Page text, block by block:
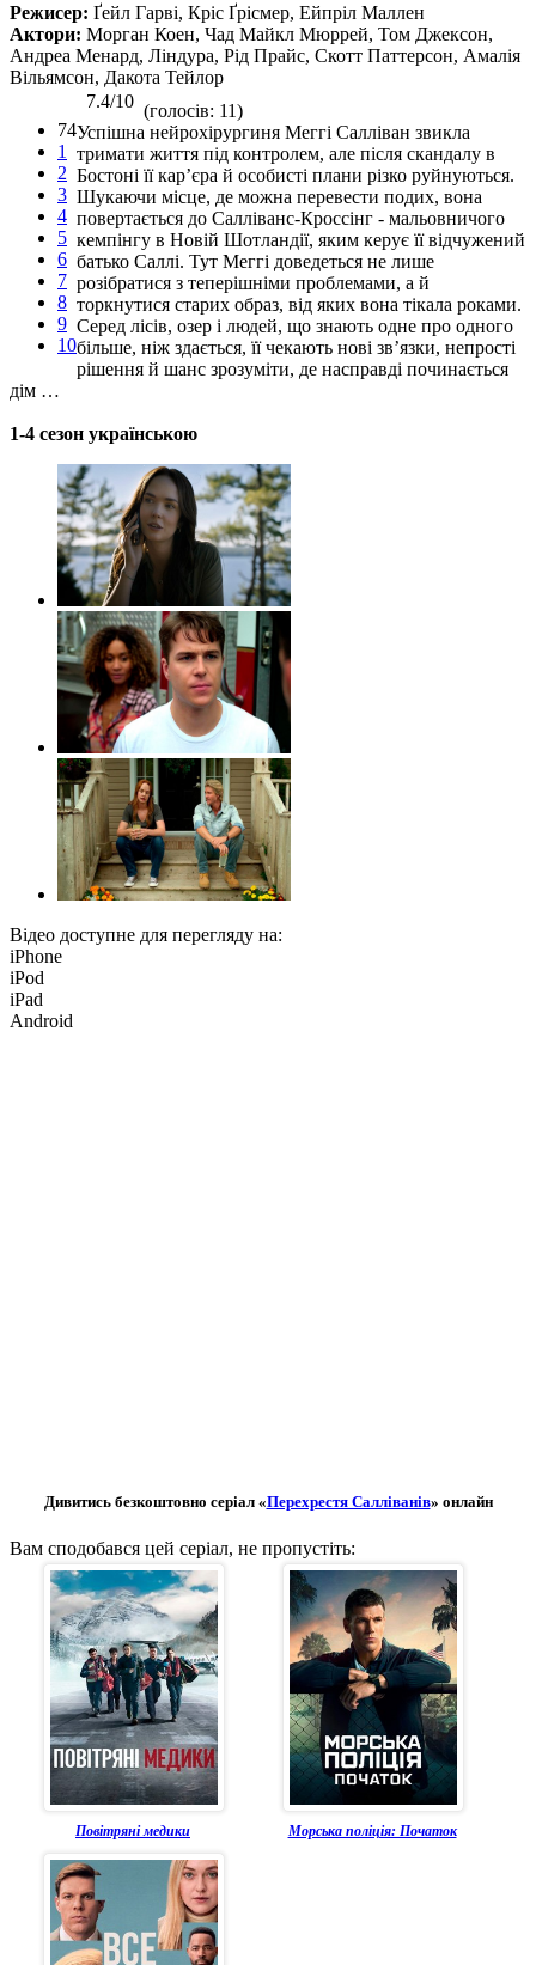
Режисер: Ґейл Гарві, Кріс Ґрісмер, Ейпріл Маллен
Актори: Морган Коен, Чад Майкл Мюррей, Том Джексон,
Андреа Менард, Ліндура, Рід Прайс, Скотт Паттерсон, Амалія
Вільямсон, Дакота Тейлор
74
1
2
3
4
5
6
7
8
9
10
7.4/10 (голосів: 11)
Успішна нейрохірургиня Меггі Салліван звикла
тримати життя під контролем, але після скандалу в
Бостоні її кар’єра й особисті плани різко руйнуються.
Шукаючи місце, де можна перевести подих, вона
повертається до Салліванс-Кроссінг - мальовничого
кемпінгу в Новій Шотландії, яким керує її відчужений
батько Саллі. Тут Меггі доведеться не лише
розібратися з теперішніми проблемами, а й
торкнутися старих образ, від яких вона тікала роками.
Серед лісів, озер і людей, що знають одне про одного
більше, ніж здається, її чекають нові зв’язки, непрості
рішення й шанс зрозуміти, де насправді починається
дім …
1-4 сезон українською
Відео доступне для перегляду на:
iPhone
iPod
iPad
Android
Дивитись безкоштовно серіал «Перехрестя Салліванів» онлайн
Вам сподобався цей серіал, не пропустіть:
Повітряні медики Морська поліція: Початок